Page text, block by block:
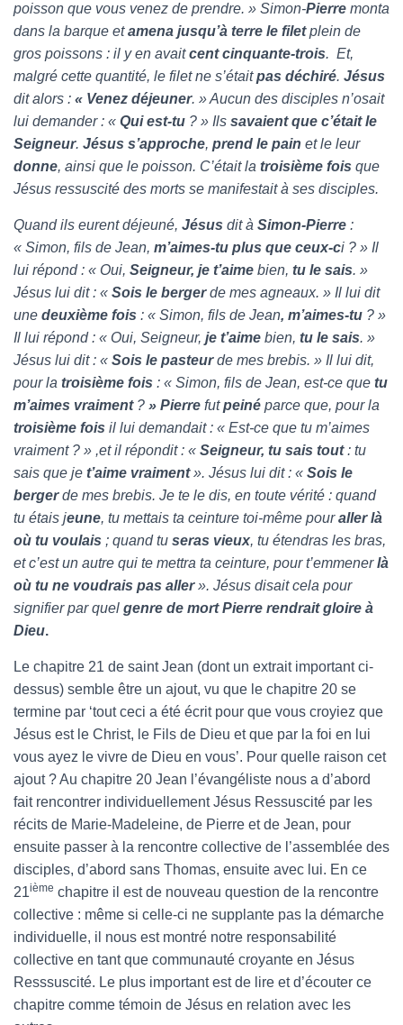
poisson que vous venez de prendre. » Simon-Pierre monta
dans la barque etamena jusqu’à terre le filetplein de
gros poissons : il y en avaitcent cinquante-trois. Et,
malgré cette quantité, le filet ne s’étaitpas déchiré. Jésus
dit alors : « Venez déjeuner. » Aucun des disciples n’osait
lui demander : « Qui est-tu ? » Ils savaient que c’était le
Seigneur. Jésus s’approche, prend le pain et le leur
donne, ainsi que le poisson. C’était la troisième fois que
Jésus ressuscité des morts se manifestait à ses disciples.
Quand ils eurent déjeuné, Jésus dit à Simon-Pierre :
« Simon, fils de Jean, m’aimes-tu plus que ceux-ci ? » Il
lui répond : « Oui, Seigneur, je t’aime bien, tu le sais. »
Jésus lui dit : « Sois le bergerde mes agneaux. » Il lui dit
une deuxième fois : « Simon, fils de Jean, m’aimes-tu ? »
Il lui répond : « Oui, Seigneur, je t’aime bien, tu le sais. »
Jésus lui dit : « Sois le pasteurde mes brebis. » Il lui dit,
pour la troisième fois : « Simon, fils de Jean, est-ce que tu
m’aimes vraiment? » Pierre futpeiné parce que, pour la
troisième fois il lui demandait : « Est-ce que tu m’aimes
vraiment ? » ,et il répondit : « Seigneur, tu sais tout: tu
sais que je t’aime vraiment». Jésus lui dit : « Sois le
bergerde mes brebis. Je te le dis, en toute vérité : quand
tu étais jeune, tu mettais ta ceinture toi-même pouraller là
où tu voulais ; quand tu seras vieux, tu étendras les bras,
et c’est un autre qui te mettra ta ceinture, pour t’emmenerlà
où tu ne voudrais pas aller». Jésus disait cela pour
signifier par quel genre de mort Pierre rendrait gloire à
Dieu.
Le chapitre 21 de saint Jean (dont un extrait important ci-
dessus) semble être un ajout, vu que le chapitre 20 se
termine par ‘tout ceci a été écrit pour que vous croyiez que
Jésus est le Christ, le Fils de Dieu et que par la foi en lui
vous ayez le vivre de Dieu en vous’. Pour quelle raison cet
ajout ? Au chapitre 20 Jean l’évangéliste nous a d’abord
fait rencontrer individuellement Jésus Ressuscité par les
récits de Marie-Madeleine, de Pierre et de Jean, pour
ensuite passer à la rencontre collective de l’assemblée des
disciples, d’abord sans Thomas, ensuite avec lui. En ce
21ième chapitre il est de nouveau question de la rencontre
collective : même si celle-ci ne supplante pas la démarche
individuelle, il nous est montré notre responsabilité
collective en tant que communauté croyante en Jésus
Resssuscité. Le plus important est de lire et d’écouter ce
chapitre comme témoin de Jésus en relation avec les